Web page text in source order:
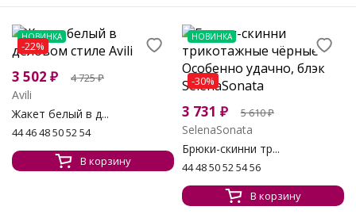
НОВИНКА
-22%
3 502 ₽ 4 725₽
Avili
Жакет белый в д...
44 46 48 50 52 54
В корзину
НОВИНКА
-30%
3 731 ₽ 5 610₽
SelenaSonata
Брюки-скинни тр...
44 48 50 52 54 56
В корзину